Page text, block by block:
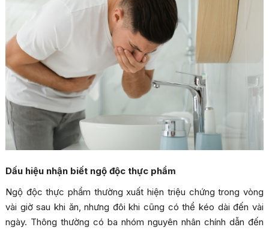
Dấu hiệu nhận biết ngộ độc thực phẩm
Ngộ độc thực phẩm thường xuất hiện triệu chứng trong vòng
vài giờ sau khi ăn, nhưng đôi khi cũng có thể kéo dài đến vài
ngày. Thông thường có ba nhóm nguyên nhân chính dẫn đến